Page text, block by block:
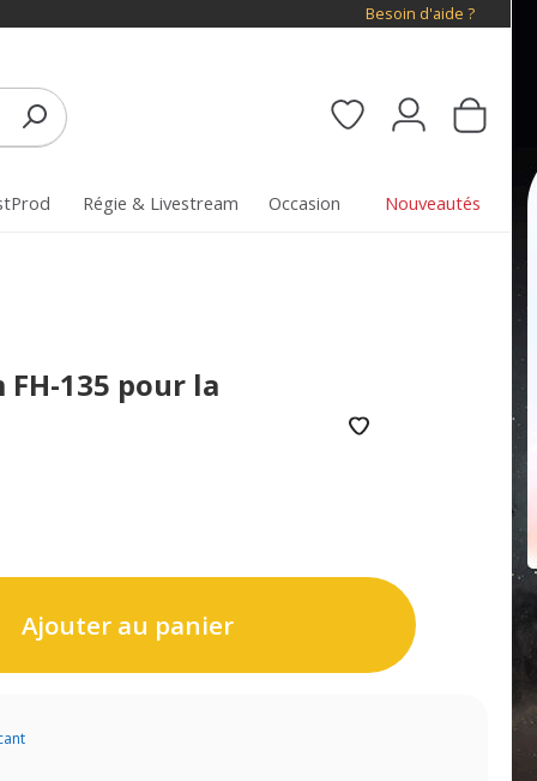
Besoin d'aide ?
Régie & Livestream Occasion Nouveautés
135 pour la
Ajouter au panier